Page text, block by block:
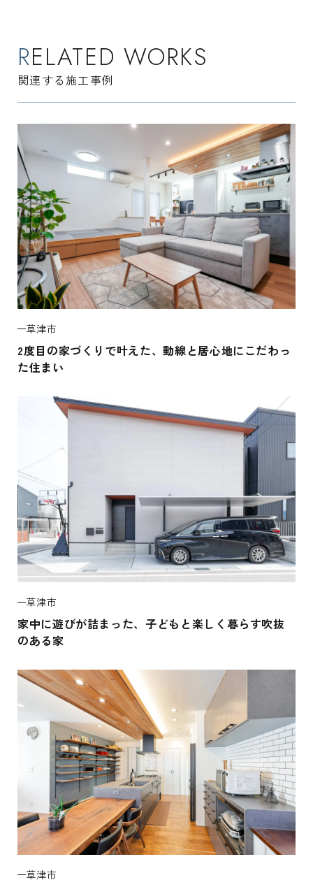
RELATED WORKS
関連する施工事例
草津市
2度目の家づくりで叶えた、動線と居心地にこだわっ
た住まい
草津市
家中に遊びが詰まった、子どもと楽しく暮らす吹抜
のある家
草津市